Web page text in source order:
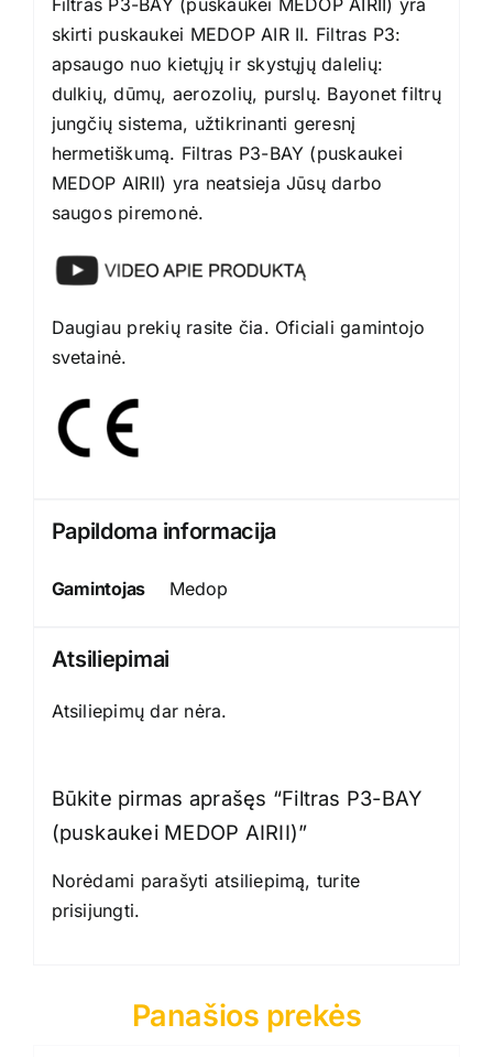
Filtras P3-BAY (puskaukei MEDOP AIRII) yra
skirti puskaukei MEDOP AIR II. Filtras P3:
apsaugo nuo kietųjų ir skystųjų dalelių:
dulkių, dūmų, aerozolių, purslų. Bayonet filtrų
jungčių sistema, užtikrinanti geresnį
hermetiškumą. Filtras P3-BAY (puskaukei
MEDOP AIRII) yra neatsieja Jūsų darbo
saugos piremonė.
Daugiau prekių rasite čia. Oficiali gamintojo
svetainė.
Papildoma informacija
Gamintojas Medop
Atsiliepimai
Atsiliepimų dar nėra.
Būkite pirmas aprašęs “Filtras P3-BAY
(puskaukei MEDOP AIRII)”
Norėdami parašyti atsiliepimą, turite
prisijungti.
Panašios prekės